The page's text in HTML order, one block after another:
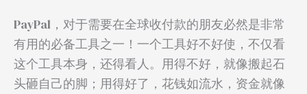
PayPal，对于需要在全球收付款的朋友必然是非常
有用的必备工具之一！一个工具好不好使，不仅看
这个工具本身，还得看人。用得不好，就像搬起石
头砸自己的脚；用得好了，花钱如流水，资金就像
南